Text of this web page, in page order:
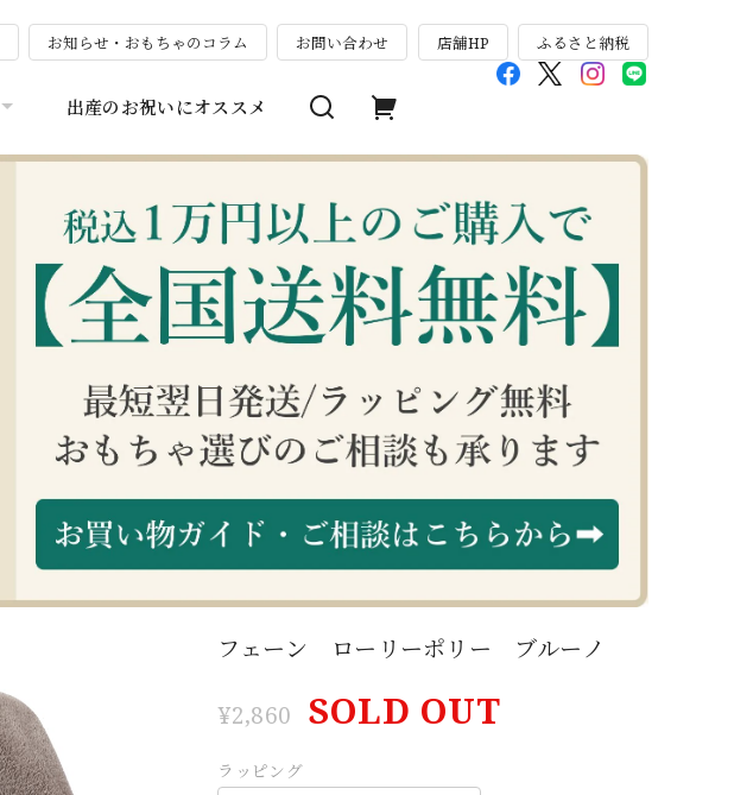
お知らせ・おもちゃのコラム お問い合わせ 店舗HP ふるさと納税
出産のお祝いにオススメ
フェーン ローリーポリー ブルーノ
¥2,860 SOLD OUT
ラッピング